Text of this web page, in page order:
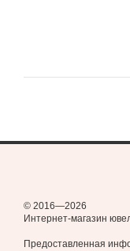
© 2016—2026
Интернет-магазин
Предоставленная